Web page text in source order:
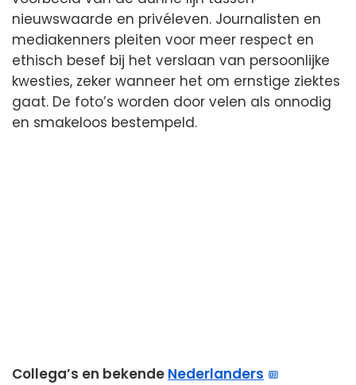
nieuwswaarde en privéleven. Journalisten en
mediakenners pleiten voor meer respect en
ethisch besef bij het verslaan van persoonlijke
kwesties, zeker wanneer het om ernstige ziektes
gaat. De foto’s worden door velen als onnodig
en smakeloos bestempeld.
Collega’s en bekende Nederlanders